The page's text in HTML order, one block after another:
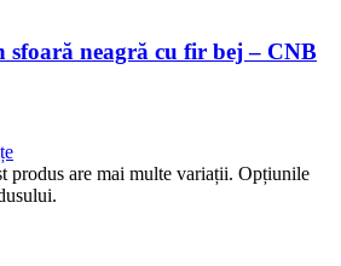
neagră cu fir bej – CNB
produs are mai multe variații. Opțiunile